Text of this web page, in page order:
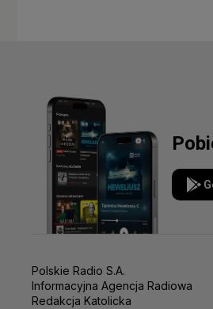
Polskie Radio S.A.
Informacyjna Agencja Radiowa
Redakcja Katolicka